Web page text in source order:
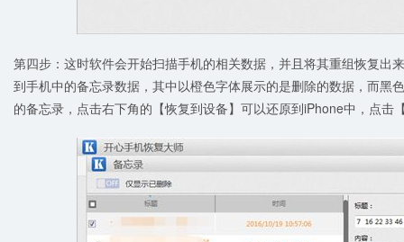
第四步：这时软件会开始扫描手机的相关数据，并且将其重组恢复出
到手机中的备忘录数据，其中以橙色字体展示的是删除的数据，而黑
的备忘录，点击右下角的【恢复到设备】可以还原到iPhone中，点击